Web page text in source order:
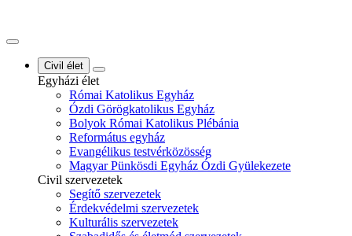
Civil élet
Egyházi élet
Római Katolikus Egyház
Ózdi Görögkatolikus Egyház
Bolyok Római Katolikus Plébánia
Református egyház
Evangélikus testvérközösség
Magyar Pünkösdi Egyház Ózdi Gyülekezete
Civil szervezetek
Segítő szervezetek
Érdekvédelmi szervezetek
Kulturális szervezetek